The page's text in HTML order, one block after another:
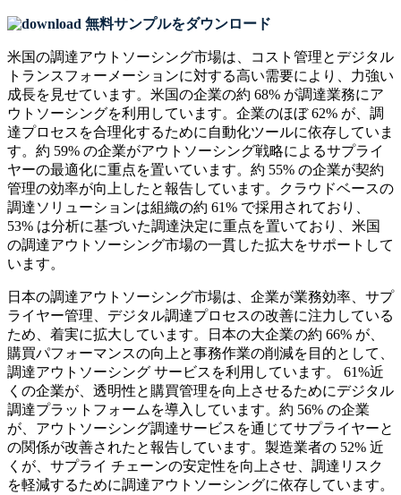
無料サンプルをダウンロード
米国の調達アウトソーシング市場は、コスト管理とデジタル
トランスフォーメーションに対する高い需要により、力強い
成長を見せています。米国の企業の約 68% が調達業務にア
ウトソーシングを利用しています。企業のほぼ 62% が、調
達プロセスを合理化するために自動化ツールに依存していま
す。約 59% の企業がアウトソーシング戦略によるサプライ
ヤーの最適化に重点を置いています。約 55% の企業が契約
管理の効率が向上したと報告しています。クラウドベースの
調達ソリューションは組織の約 61% で採用されており、
53% は分析に基づいた調達決定に重点を置いており、米国
の調達アウトソーシング市場の一貫した拡大をサポートして
います。
日本の調達アウトソーシング市場は、企業が業務効率、サプ
ライヤー管理、デジタル調達プロセスの改善に注力している
ため、着実に拡大しています。日本の大企業の約 66% が、
購買パフォーマンスの向上と事務作業の削減を目的として、
調達アウトソーシング サービスを利用しています。 61%近
くの企業が、透明性と購買管理を向上させるためにデジタル
調達プラットフォームを導入しています。約 56% の企業
が、アウトソーシング調達サービスを通じてサプライヤーと
の関係が改善されたと報告しています。製造業者の 52% 近
くが、サプライ チェーンの安定性を向上させ、調達リスク
を軽減するために調達アウトソーシングに依存しています。